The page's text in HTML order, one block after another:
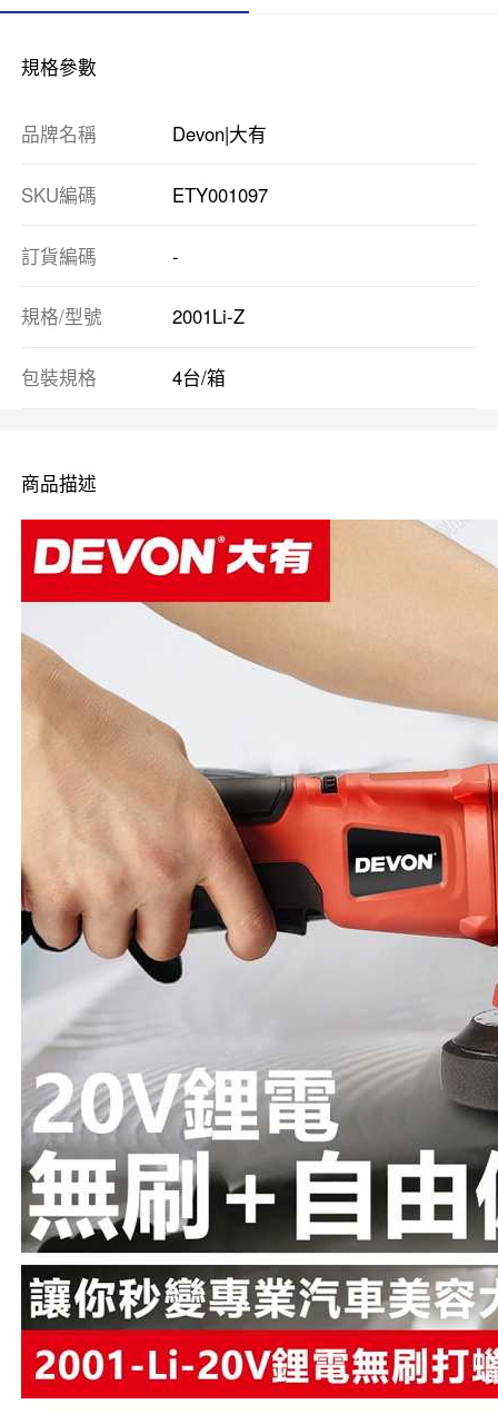
規格參數
品牌名稱 Devon|大有
SKU編碼 ETY001097
訂貨編碼 -
規格/型號 2001Li-Z
包裝規格 4台/箱
商品描述